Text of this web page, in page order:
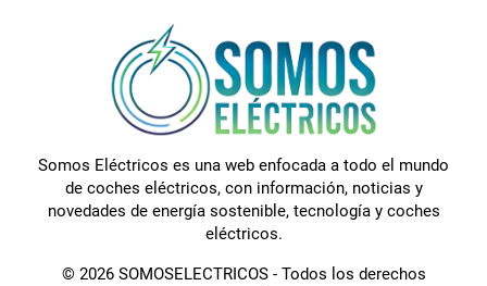
Somos Eléctricos es una web enfocada a todo el mundo
de coches eléctricos, con información, noticias y
novedades de energía sostenible, tecnología y coches
eléctricos.
© 2026 SOMOSELECTRICOS - Todos los derechos